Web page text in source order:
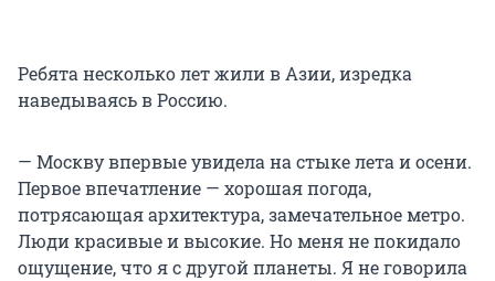
Ребята несколько лет жили в Азии, изредка
наведываясь в Россию.
— Москву впервые увидела на стыке лета и осени.
Первое впечатление — хорошая погода,
потрясающая архитектура, замечательное метро.
Люди красивые и высокие. Но меня не покидало
ощущение, что я с другой планеты. Я не говорила